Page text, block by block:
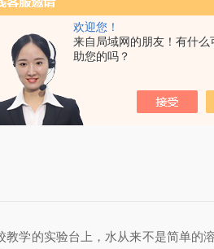
欢迎您！
来自局域网的朋友！有什么
助您的吗？
40L/H KMEDI-I实验室超纯水仪
的实验台上，水从来不是简单的